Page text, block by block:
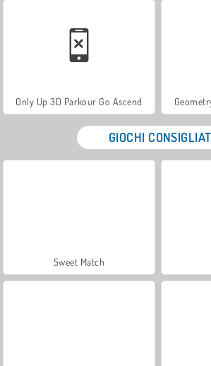
Only Up 3D Parkour Go Ascend
GIOCHI
Sweet Match